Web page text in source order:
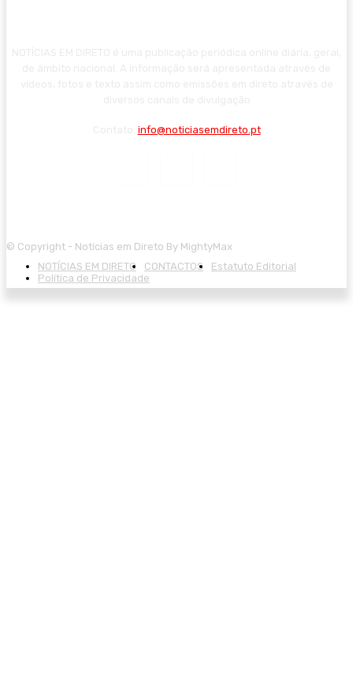
info@noticiasemdireto.pt
© Copyright - Notícias em Direto By MightyMax
NOTÍCIAS EM DIRETO
CONTACTOS
Estatuto Editorial
Política de Privacidade